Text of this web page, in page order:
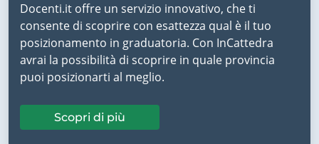
Docenti.it offre un servizio innovativo, che ti
consente di scoprire con esattezza qual è il tuo
posizionamento in graduatoria. Con InCattedra
avrai la possibilità di scoprire in quale provincia
puoi posizionarti al meglio.
Scopri di più